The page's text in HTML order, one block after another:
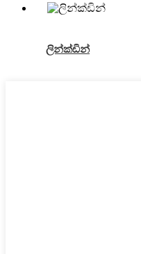
ලින්ක්ඩින්